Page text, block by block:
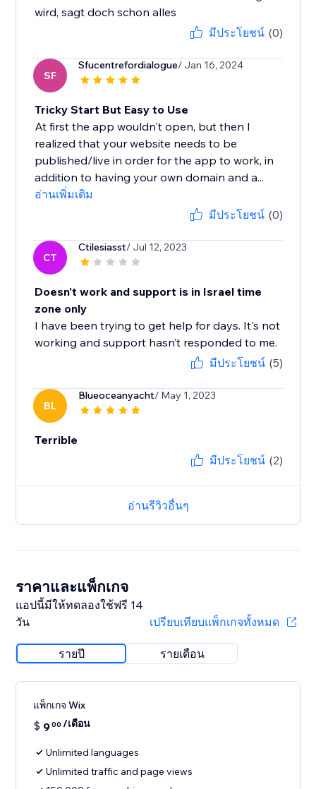
wird, sagt doch schon alles
มีประโยชน์ (0)
SF
Sfucentrefordialogue/ Jan 16, 2024
Tricky Start But Easy to Use
At first the app wouldn't open, but then I
realized that your website needs to be
published/live in order for the app to work, in
addition to having your own domain and a...
อ่านเพิ่มเติม
มีประโยชน์ (0)
CT
Ctilesiasst/ Jul 12, 2023
Doesn't work and support is in Israel time
zone only
I have been trying to get help for days. It's not
working and support hasn’t responded to me.
มีประโยชน์ (5)
BL
Blueoceanyacht/ May 1, 2023
Terrible
มีประโยชน์ (2)
อ่านรีวิวอื่นๆ
ราคาและแพ็กเกจ
แอปนี้มีให้ทดลองใช้ฟรี 14
วัน
เปรียบเทียบแพ็กเกจทั้งหมด
รายปี รายเดือน
แพ็กเกจ Wix
$ 900 /เดือน
Unlimited languages
Unlimited traffic and page views